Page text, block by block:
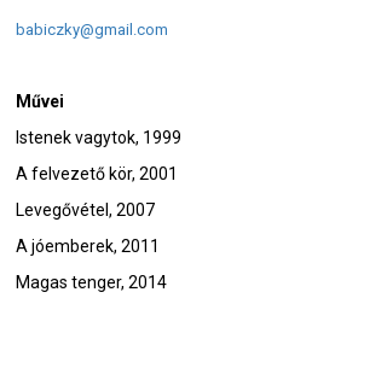
babiczky@gmail.com
Művei
Istenek vagytok, 1999
A felvezető kör, 2001
Levegővétel, 2007
A jóemberek, 2011
Magas tenger, 2014